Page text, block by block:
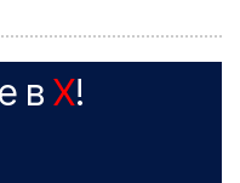
в X!